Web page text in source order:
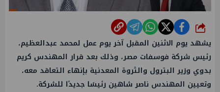
شارك
يشهد يوم الاثنين المقبل آخر يوم عمل لمحمد عبدالعظيم،
رئيس شركة فوسفات مصر، وذلك بعد قرار المهندس كريم
بدوي وزير البترول والثروة المعدنية بإنهاء التعاقد معه،
وتعيين المهندس ناصر شاهين رئيسًا جديدًا للشركة.